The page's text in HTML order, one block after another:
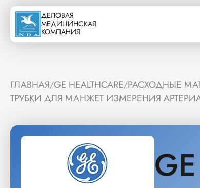
ДЕЛОВАЯ
МЕДИЦИНСКАЯ
КОМПАНИЯ
ГЛАВНАЯ/GE HEALTHCARE/РАСХОДНЫЕ
ТРУБКИ ДЛЯ МАНЖЕТ ИЗМЕРЕНИЯ